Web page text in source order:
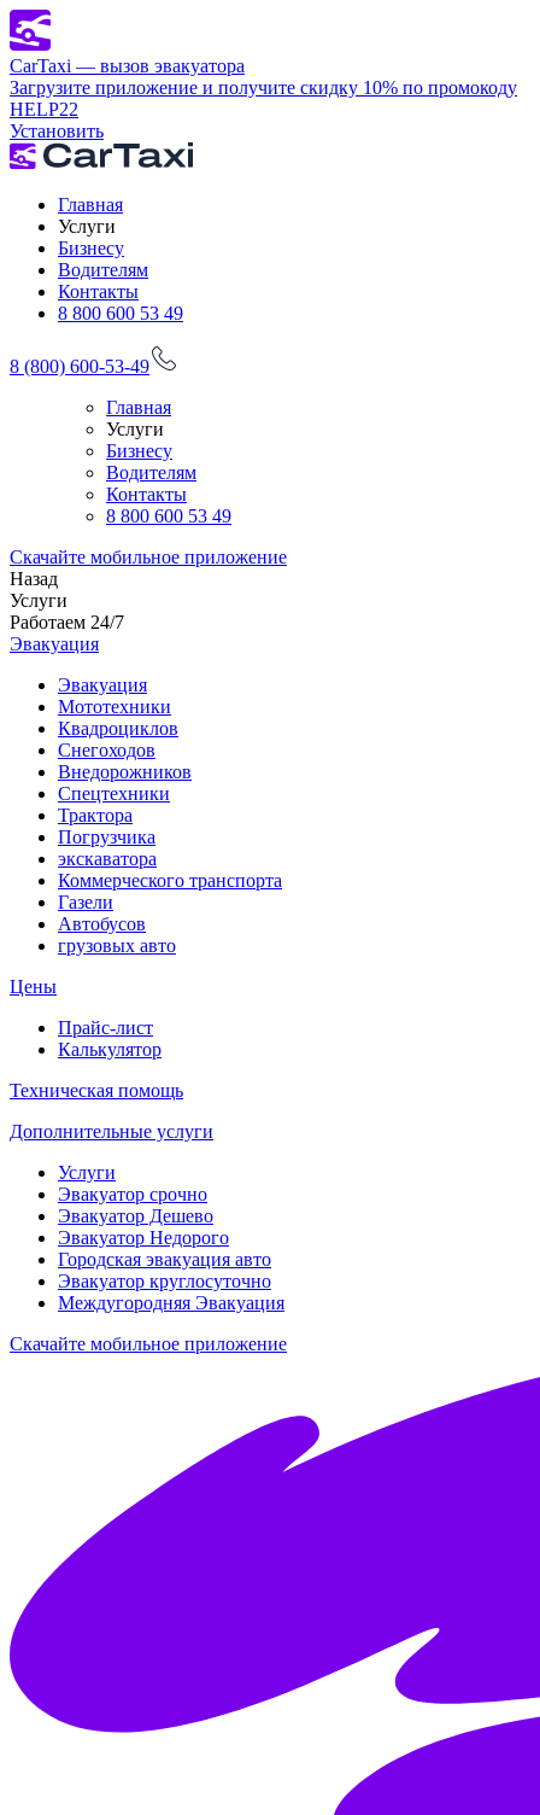
CarTaxi — вызов эвакуатора
Загрузите приложение и получите скидку 10% по промокоду
HELP22
Установить
Главная
Услуги
Бизнесу
Водителям
Контакты
8 800 600 53 49
8 (800) 600-53-49
Главная
Услуги
Бизнесу
Водителям
Контакты
8 800 600 53 49
Скачайте мобильное приложение
Назад
Услуги
Работаем 24/7
Эвакуация
Эвакуация
Мототехники
Квадроциклов
Снегоходов
Внедорожников
Спецтехники
Трактора
Погрузчика
экскаватора
Коммерческого транспорта
Газели
Автобусов
грузовых авто
Цены
Прайс-лист
Калькулятор
Техническая помощь
Дополнительные услуги
Услуги
Эвакуатор срочно
Эвакуатор Дешево
Эвакуатор Недорого
Городская эвакуация авто
Эвакуатор круглосуточно
Междугородняя Эвакуация
Скачайте мобильное приложение